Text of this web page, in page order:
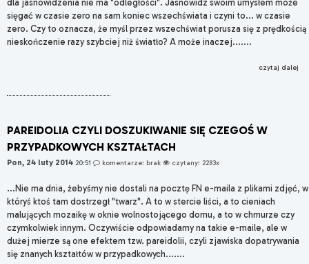
dla jasnowidzenia nie ma "odległości". Jasnowidz swoim umysłem może
sięgać w czasie zero na sam koniec wszechświata i czyni to... w czasie
zero. Czy to oznacza, że myśl przez wszechświat porusza się z prędkością
nieskończenie razy szybciej niż światło? A może inaczej.......
czytaj dalej
PAREIDOLIA CZYLI DOSZUKIWANIE SIĘ CZEGOŚ W
PRZYPADKOWYCH KSZTAŁTACH
Pon, 24 luty 2014 20:51 komentarze: brak czytany: 2283x
...Nie ma dnia, żebyśmy nie dostali na pocztę FN e-maila z plikami zdjęć, w
któryś ktoś tam dostrzegł "twarz". A to w stercie liści, a to cieniach
malujących mozaikę w oknie wolnostojącego domu, a to w chmurze czy
czymkolwiek innym. Oczywiście odpowiadamy na takie e-maile, ale w
dużej mierze są one efektem tzw. pareidolii, czyli zjawiska dopatrywania
się znanych kształtów w przypadkowych.......